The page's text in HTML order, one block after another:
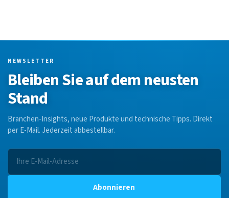
NEWSLETTER
Bleiben Sie auf dem neusten
Stand
Branchen-Insights, neue Produkte und technische Tipps. Direkt
per E-Mail. Jederzeit abbestellbar.
Abonnieren